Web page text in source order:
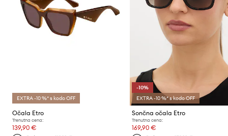
EXTRA -10 %* s kodo OFF
Očala Etro
Trenutna cena:
139,90 €
-10%
EXTRA -10 %* s kodo OFF
Sončna očala Etro
Trenutna cena:
169,90 €